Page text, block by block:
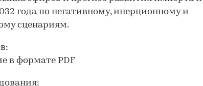
года по негативному, инерционному и
сценариям.
в формате PDF